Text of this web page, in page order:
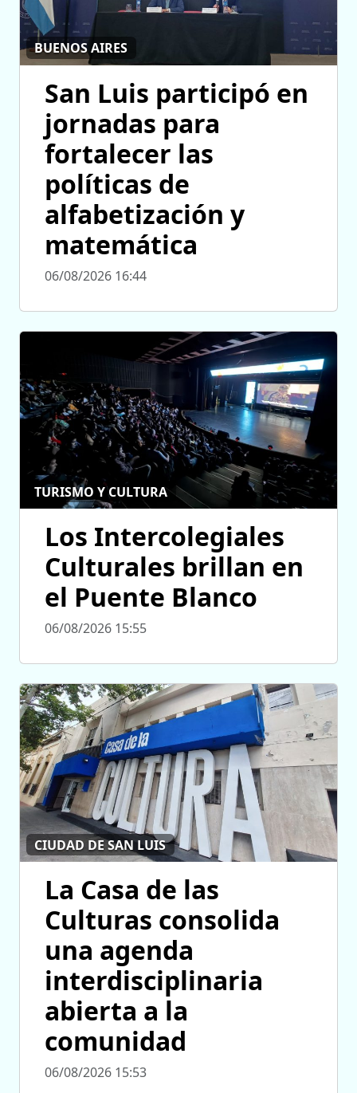
BUENOS AIRES
San Luis participó en
jornadas para
fortalecer las
políticas de
alfabetización y
matemática
06/08/2026 16:44
TURISMO Y CULTURA
Los Intercolegiales
Culturales brillan en
el Puente Blanco
06/08/2026 15:55
CIUDAD DE SAN LUIS
La Casa de las
Culturas consolida
una agenda
interdisciplinaria
abierta a la
comunidad
06/08/2026 15:53